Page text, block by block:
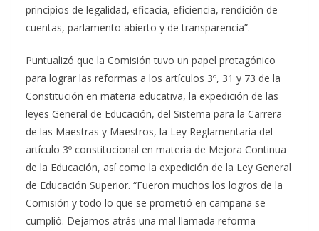
principios de legalidad, eficacia, eficiencia, rendición de
cuentas, parlamento abierto y de transparencia”.
Puntualizó que la Comisión tuvo un papel protagónico
para lograr las reformas a los artículos 3º, 31 y 73 de la
Constitución en materia educativa, la expedición de las
leyes General de Educación, del Sistema para la Carrera
de las Maestras y Maestros, la Ley Reglamentaria del
artículo 3º constitucional en materia de Mejora Continua
de la Educación, así como la expedición de la Ley General
de Educación Superior. “Fueron muchos los logros de la
Comisión y todo lo que se prometió en campaña se
cumplió. Dejamos atrás una mal llamada reforma